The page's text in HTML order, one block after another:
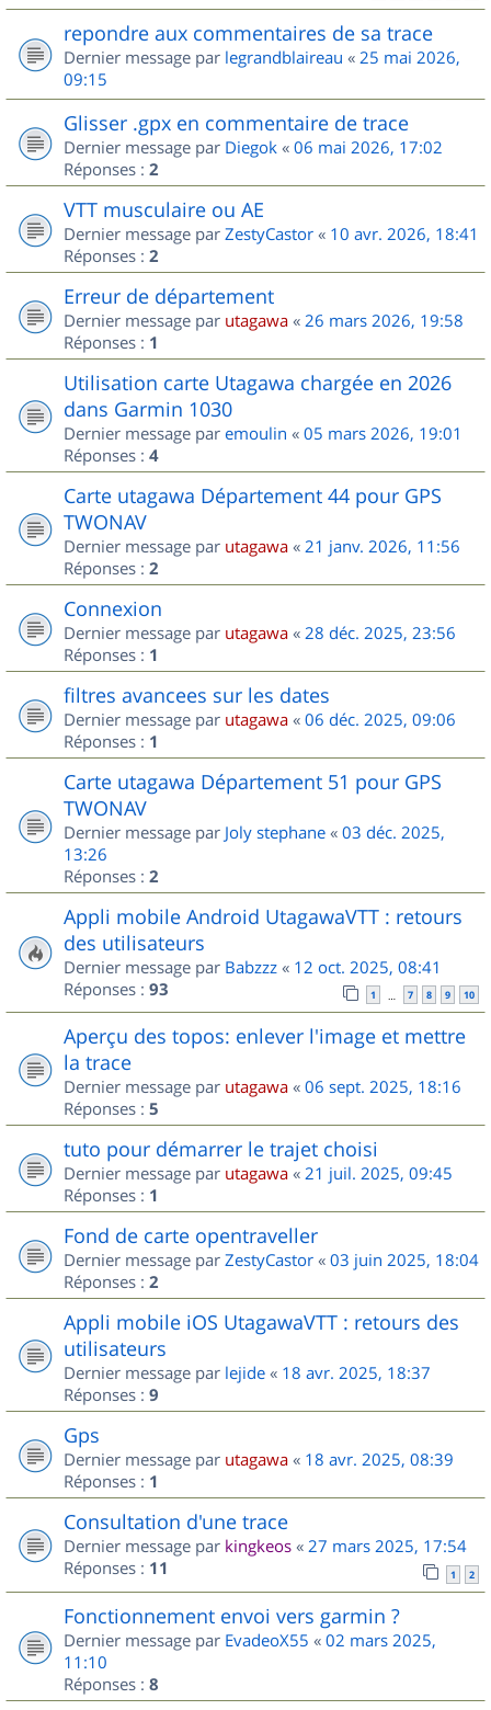
repondre aux commentaires de sa trace
Dernier message par legrandblaireau « 25 mai 2026,
09:15
Glisser .gpx en commentaire de trace
Dernier message par Diegok « 06 mai 2026, 17:02
Réponses : 2
VTT musculaire ou AE
Dernier message par ZestyCastor « 10 avr. 2026, 18:41
Réponses : 2
Erreur de département
Dernier message par utagawa « 26 mars 2026, 19:58
Réponses : 1
Utilisation carte Utagawa chargée en 2026
dans Garmin 1030
Dernier message par emoulin « 05 mars 2026, 19:01
Réponses : 4
Carte utagawa Département 44 pour GPS
TWONAV
Dernier message par utagawa « 21 janv. 2026, 11:56
Réponses : 2
Connexion
Dernier message par utagawa « 28 déc. 2025, 23:56
Réponses : 1
filtres avancees sur les dates
Dernier message par utagawa « 06 déc. 2025, 09:06
Réponses : 1
Carte utagawa Département 51 pour GPS
TWONAV
Dernier message par Joly stephane « 03 déc. 2025,
13:26
Réponses : 2
Appli mobile Android UtagawaVTT : retours
des utilisateurs
Dernier message par Babzzz « 12 oct. 2025, 08:41
Réponses : 93 1 … 7 8 9 10
Aperçu des topos: enlever l'image et mettre
la trace
Dernier message par utagawa « 06 sept. 2025, 18:16
Réponses : 5
tuto pour démarrer le trajet choisi
Dernier message par utagawa « 21 juil. 2025, 09:45
Réponses : 1
Fond de carte opentraveller
Dernier message par ZestyCastor « 03 juin 2025, 18:04
Réponses : 2
Appli mobile iOS UtagawaVTT : retours des
utilisateurs
Dernier message par lejide « 18 avr. 2025, 18:37
Réponses : 9
Gps
Dernier message par utagawa « 18 avr. 2025, 08:39
Réponses : 1
Consultation d'une trace
Dernier message par kingkeos « 27 mars 2025, 17:54
Réponses : 11 1 2
Fonctionnement envoi vers garmin ?
Dernier message par EvadeoX55 « 02 mars 2025,
11:10
Réponses : 8